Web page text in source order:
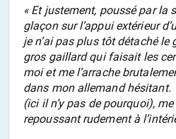
« Et justement, poussé par la
glaçon sur l’appui extérieur
je n’ai pas plus tôt détaché le
gros gaillard qui faisait les
moi et me l’arrache
dans mon allemand hésitant.
(ici il n’y pas de pourquoi),
repoussant rudement à